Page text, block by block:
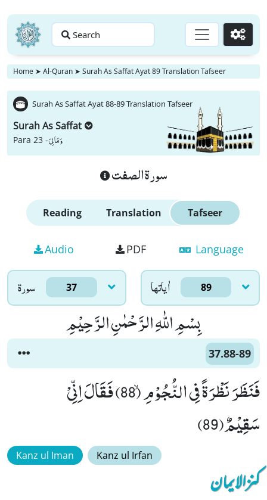
Search Go
Home ➤ Al-Quran ➤ Surah As Saffat Ayat 89 Translation Tafseer
Surah As Saffat Ayat 88-89 Translation Tafseer
Surah As Saffat
Para 23 -وَ مَا لِیَ
سورة الصفت
Reading Translation Tafseer
Audio PDF Language
سورۃ 37 اٰياتها 89
بِسْمِ اللّٰهِ الرَّحْمٰنِ الرَّحِیْمِ
37.88-89
فَنَظَرَ نَظْرَةً فِی النُّجُوْمِۙ (88) فَقَالَ اِنِّیْ
سَقِیْمٌ(89)
Kanz ul Iman Kanz ul Irfan
کنزالایمان